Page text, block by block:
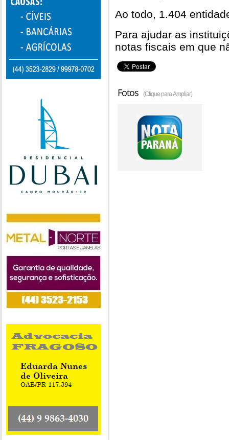
Ao todo, 1.404
Para ajudar as
notas fiscais em que
Fotos (Clique para Ampliar)